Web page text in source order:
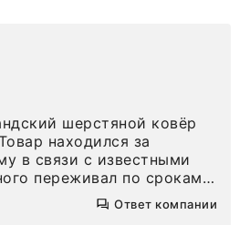
шерстяной ковёр
находился за
в связи с известными
переживал по срокам.
ровно в
время, без
Ответ компании